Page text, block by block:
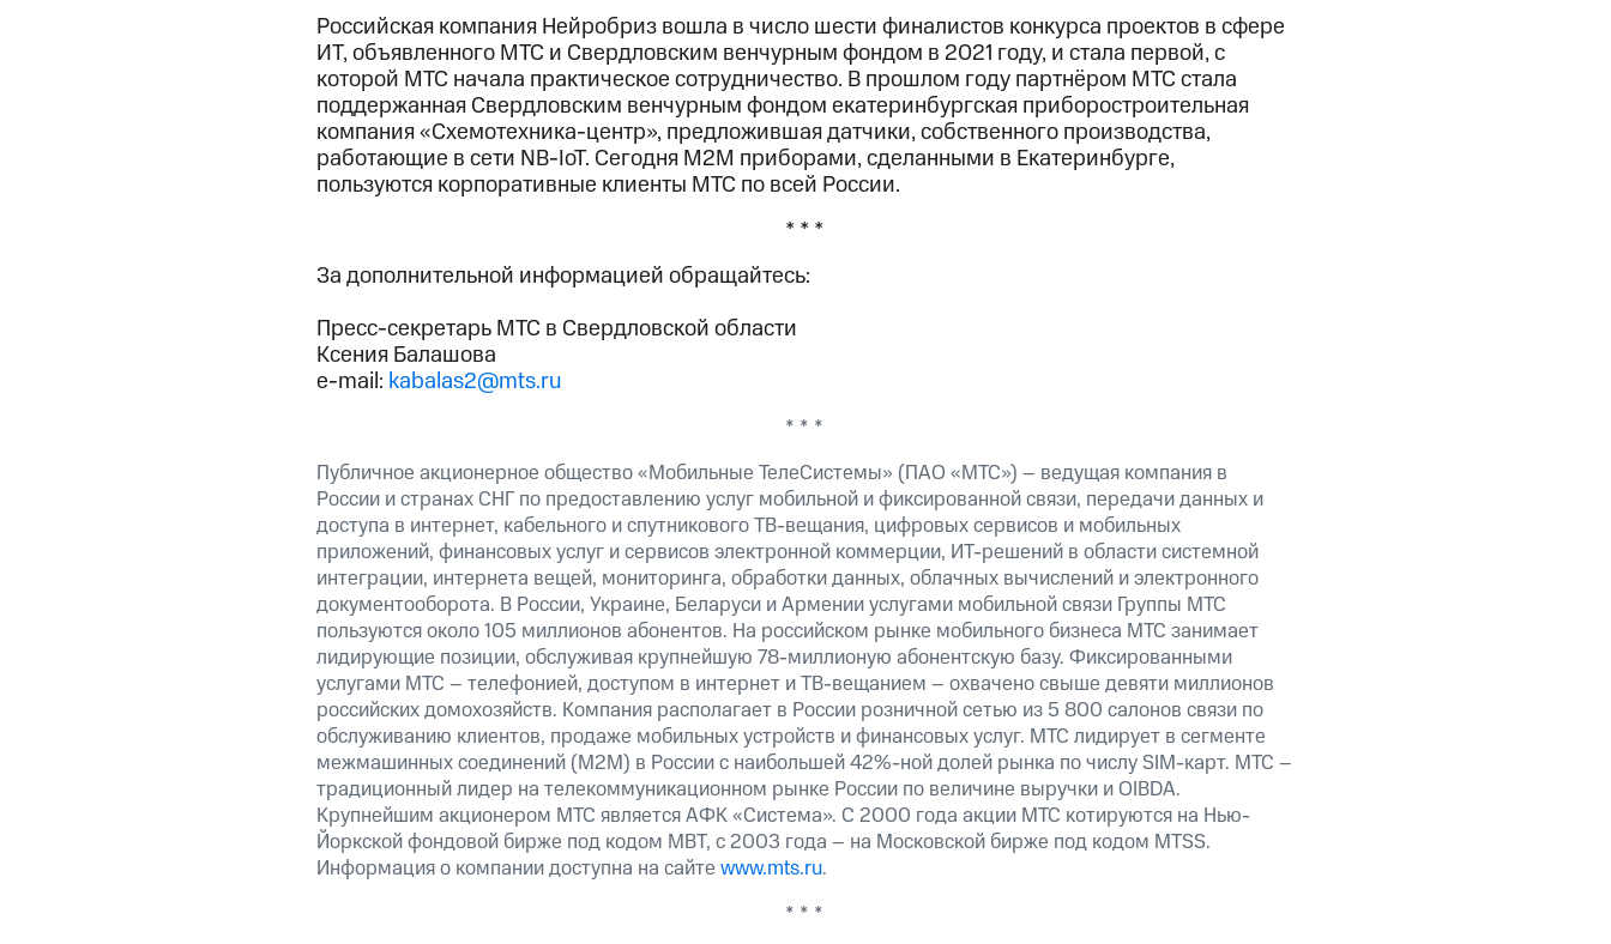
Российская компания Нейробриз вошла в число шести финалистов конкурса проектов в сфере
ИТ, объявленного МТС и Свердловским венчурным фондом в 2021 году, и стала первой, с
которой МТС начала практическое сотрудничество. В прошлом году партнёром МТС стала
поддержанная Свердловским венчурным фондом екатеринбургская приборостроительная
компания «Схемотехника-центр», предложившая датчики, собственного производства,
работающие в сети NB-IoT. Сегодня М2М приборами, сделанными в Екатеринбурге,
пользуются корпоративные клиенты МТС по всей России.
* * *
За дополнительной информацией обращайтесь:
Пресс-секретарь МТС в Свердловской области
Ксения Балашова
e-mail: kabalas2@mts.ru
* * *
Публичное акционерное общество «Мобильные ТелеСистемы» (ПАО «МТС») – ведущая компания в
России и странах СНГ по предоставлению услуг мобильной и фиксированной связи, передачи данных и
доступа в интернет, кабельного и спутникового ТВ-вещания, цифровых сервисов и мобильных
приложений, финансовых услуг и сервисов электронной коммерции, ИТ-решений в области системной
интеграции, интернета вещей, мониторинга, обработки данных, облачных вычислений и электронного
документооборота. В России, Украине, Беларуси и Армении услугами мобильной связи Группы МТС
пользуются около 105 миллионов абонентов. На российском рынке мобильного бизнеса МТС занимает
лидирующие позиции, обслуживая крупнейшую 78-миллионую абонентскую базу. Фиксированными
услугами МТС – телефонией, доступом в интернет и ТВ-вещанием – охвачено свыше девяти миллионов
российских домохозяйств. Компания располагает в России розничной сетью из 5 800 салонов связи по
обслуживанию клиентов, продаже мобильных устройств и финансовых услуг. МТС лидирует в сегменте
межмашинных соединений (М2М) в России c наибольшей 42%-ной долей рынка по числу SIM-карт. МТС –
традиционный лидер на телекоммуникационном рынке России по величине выручки и OIBDA.
Крупнейшим акционером МТС является АФК «Система». С 2000 года акции МТС котируются на Нью-
Йоркской фондовой бирже под кодом MBT, с 2003 года – на Московской бирже под кодом MTSS.
Информация о компании доступна на сайте www.mts.ru.
* * *